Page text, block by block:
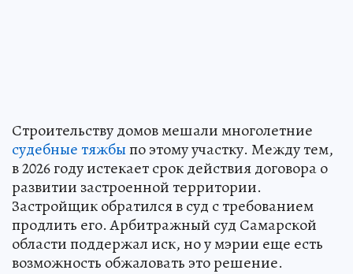
Строительству домов мешали многолетние
судебные тяжбыпо этому участку. Между тем,
в 2026 году истекает срок действия договора о
развитии застроенной территории.
Застройщик обратился в суд с требованием
продлить его. Арбитражный суд Самарской
области поддержал иск, но у мэрии еще есть
возможность обжаловать это решение.